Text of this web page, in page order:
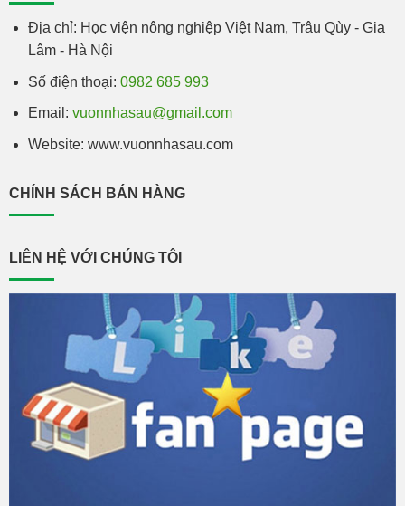
Địa chỉ: Học viện nông nghiệp Việt Nam, Trâu Qùy - Gia
Lâm - Hà Nội
Số điện thoại: 0982 685 993
Email: vuonnhasau@gmail.com
Website: www.vuonnhasau.com
CHÍNH SÁCH BÁN HÀNG
LIÊN HỆ VỚI CHÚNG TÔI